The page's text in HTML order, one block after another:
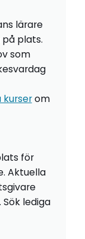
lärare
plats.
som
kurserom
för
Aktuella
lediga